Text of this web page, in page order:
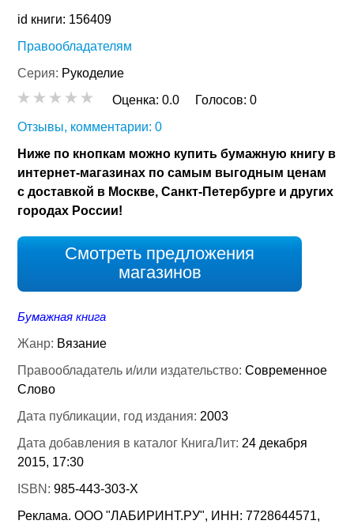
id книги: 156409
Правообладателям
Серия: Рукоделие
Оценка:0.0 Голосов:0
Отзывы, комментарии: 0
Ниже по кнопкам можно купить бумажную книгу в
интернет-магазинах по самым выгодным ценам
с доставкой в Москве, Санкт-Петербурге и других
городах России!
Смотреть предложения
магазинов
Бумажная книга
Жанр: Вязание
Правообладатель и/или издательство:Современное
Слово
Дата публикации, год издания: 2003
Дата добавления в каталог КнигаЛит: 24 декабря
2015, 17:30
ISBN:985-443-303-Х
Реклама. ООО "ЛАБИРИНТ.РУ", ИНН: 7728644571,